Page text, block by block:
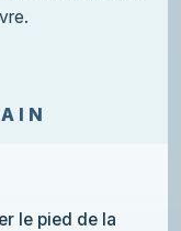
le pied de la